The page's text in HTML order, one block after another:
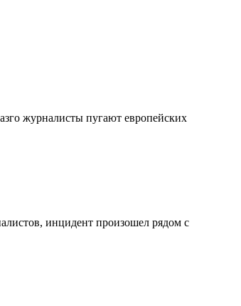
журналисты пугают европейских
инцидент произошел рядом с